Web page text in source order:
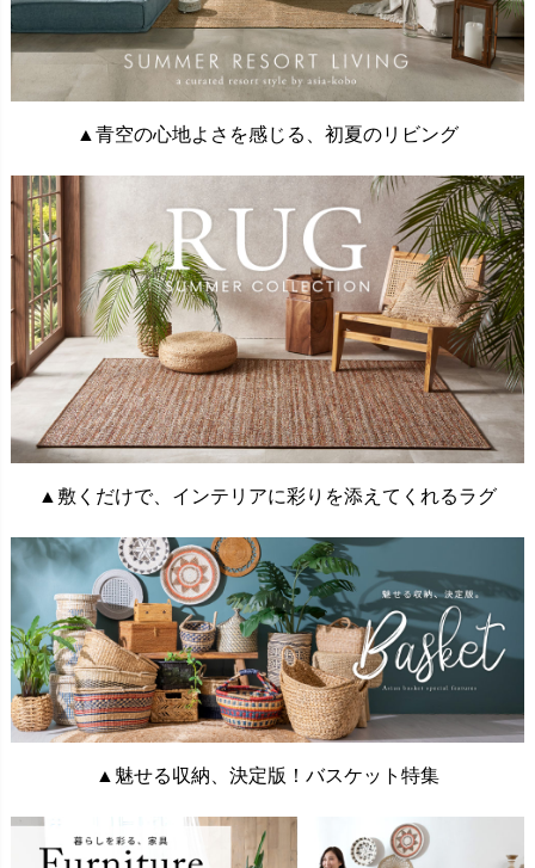
▲青空の心地よさを感じる、初夏のリビング
▲敷くだけで、インテリアに彩りを添えてくれるラグ
▲魅せる収納、決定版！バスケット特集